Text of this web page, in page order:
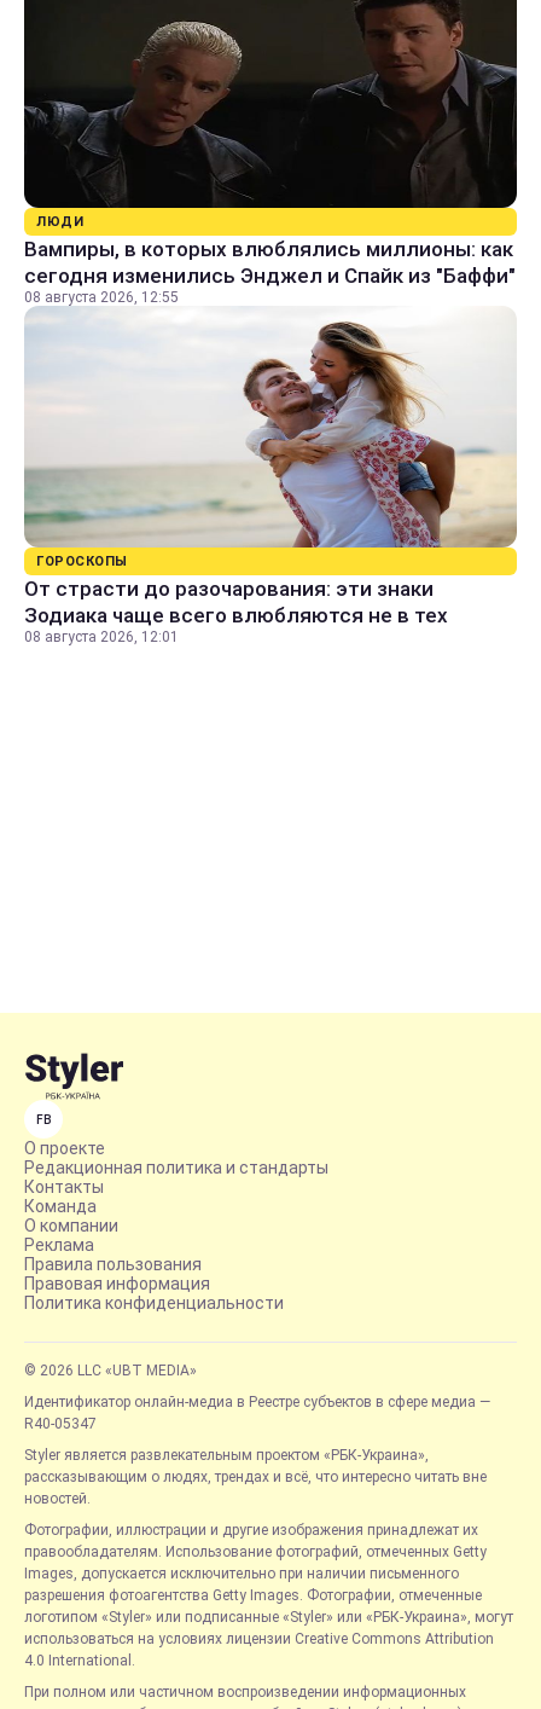
ЛЮДИ
Вампиры, в которых влюблялись миллионы: как
сегодня изменились Энджел и Спайк из "Баффи"
08 августа 2026, 12:55
ГОРОСКОПЫ
От страсти до разочарования: эти знаки
Зодиака чаще всего влюбляются не в тех
08 августа 2026, 12:01
FB
О проекте
Редакционная политика и стандарты
Контакты
Команда
О компании
Реклама
Правила пользования
Правовая информация
Политика конфиденциальности
© 2026 LLC «UBT MEDIA»
Идентификатор онлайн-медиа в Реестре субъектов в сфере медиа —
R40-05347
Styler является развлекательным проектом «РБК-Украина»,
рассказывающим о людях, трендах и всё, что интересно читать вне
новостей.
Фотографии, иллюстрации и другие изображения принадлежат их
правообладателям. Использование фотографий, отмеченных Getty
Images, допускается исключительно при наличии письменного
разрешения фотоагентства Getty Images. Фотографии, отмеченные
логотипом «Styler» или подписанные «Styler» или «РБК-Украина», могут
использоваться на условиях лицензии Creative Commons Attribution
4.0 International.
При полном или частичном воспроизведении информационных